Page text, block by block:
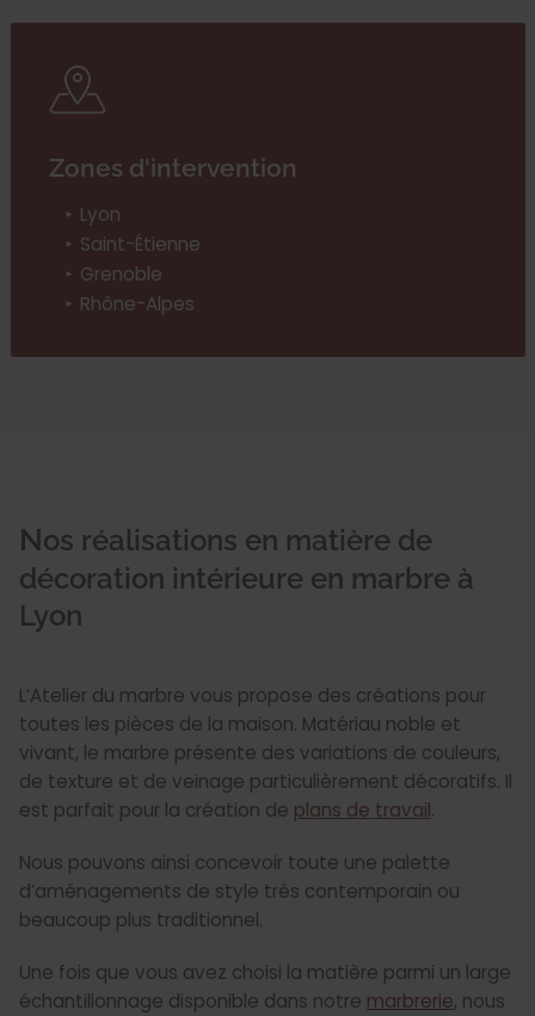
Zones d'intervention
Lyon
Saint-Étienne
Grenoble
Rhône-Alpes
Nos réalisations en matière de
décoration intérieure en marbre à
Lyon
L’Atelier du marbre vous propose des créations pour
toutes les pièces de la maison. Matériau noble et
vivant, le marbre présente des variations de couleurs,
de texture et de veinage particulièrement décoratifs. Il
est parfait pour la création de plans de travail.
Nous pouvons ainsi concevoir toute une palette
d’aménagements de style très contemporain ou
beaucoup plus traditionnel.
Une fois que vous avez choisi la matière parmi un large
échantillonnage disponible dans notre marbrerie, nous